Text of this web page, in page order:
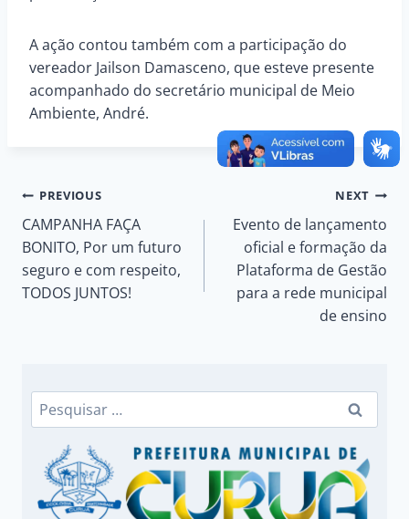
A ação contou também com a participação do
vereador Jailson Damasceno, que esteve presente
acompanhado do secretário municipal de Meio
Ambiente, André.
Navegação
de
Post
PREVIOUS
CAMPANHA FAÇA
BONITO, Por um futuro
seguro e com respeito,
TODOS JUNTOS!
NEXT
Evento de lançamento
oficial e formação da
Plataforma de Gestão
para a rede municipal
de ensino
Pesquisar
por: